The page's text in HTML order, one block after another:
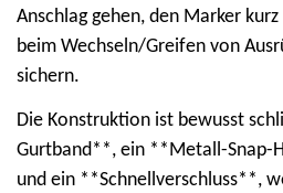
Anschlag gehen, den Marker
beim Wechseln/Greifen von
sichern.
Die Konstruktion ist bewusst
Gurtband**, ein **Metall-Snap-
und ein **Schnellverschluss**,